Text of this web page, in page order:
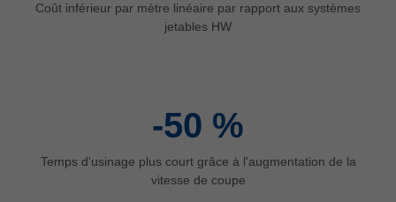
Coût inférieur par mètre linéaire par rapport aux systèmes
jetables HW
-50 %
Temps d'usinage plus court grâce à l'augmentation de la
vitesse de coupe